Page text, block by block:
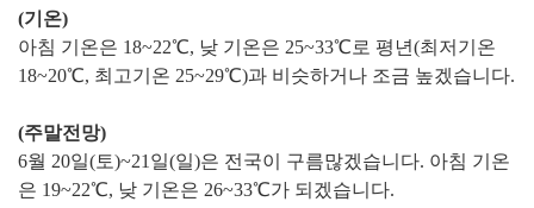
(기온)
아침 기온은 18~22℃, 낮 기온은 25~33℃로 평년(최저기온
18~20℃, 최고기온 25~29℃)과 비슷하거나 조금 높겠습니다.
(주말전망)
6월 20일(토)~21일(일)은 전국이 구름많겠습니다. 아침 기온
은 19~22℃, 낮 기온은 26~33℃가 되겠습니다.